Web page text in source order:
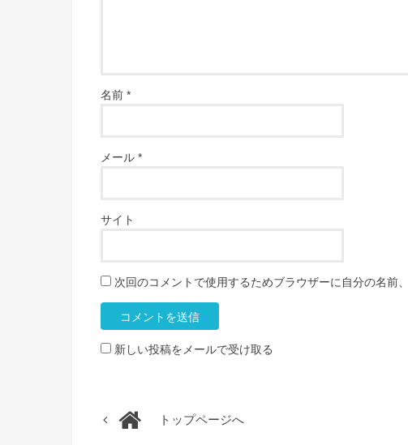
名前 *
メール *
サイト
次回のコメントで使用するためブラウザーに自分の名前
新しい投稿をメールで受け取る
トップページへ